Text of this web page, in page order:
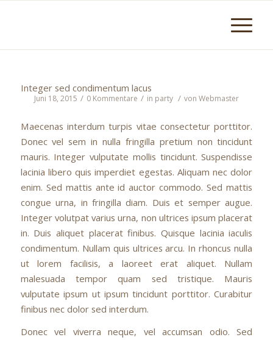
Integer sed condimentum lacus
Juni 18, 2015 / 0 Kommentare / in party / von Webmaster
Maecenas interdum turpis vitae consectetur porttitor.
Donec vel sem in nulla fringilla pretium non tincidunt
mauris. Integer vulputate mollis tincidunt. Suspendisse
lacinia libero quis imperdiet egestas. Aliquam nec dolor
enim. Sed mattis ante id auctor commodo. Sed mattis
congue urna, in fringilla diam. Duis et semper augue.
Integer volutpat varius urna, non ultrices ipsum placerat
in. Duis aliquet placerat finibus. Quisque lacinia iaculis
condimentum. Nullam quis ultrices arcu. In rhoncus nulla
ut lorem facilisis, a laoreet erat aliquet. Nullam
malesuada tempor quam sed tristique. Mauris
vulputate ipsum ut ipsum tincidunt porttitor. Curabitur
finibus nec dolor sed interdum.
Donec vel viverra neque, vel accumsan odio. Sed